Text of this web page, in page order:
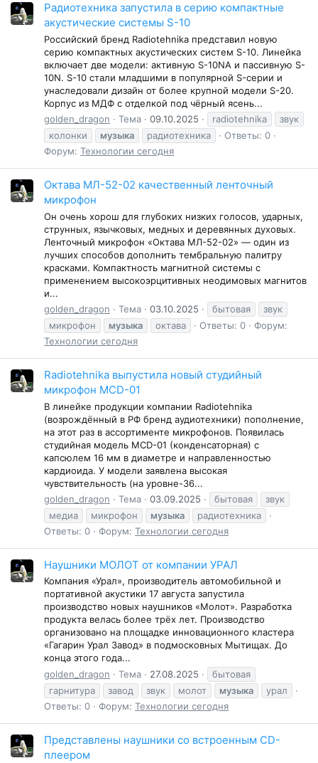
Радиотехника запустила в серию компактные
акустические системы S-10
Российский бренд Radiotehnika представил новую
серию компактных акустических систем S-10. Линейка
включает две модели: активную S-10NA и пассивную S-
10N. S-10 стали младшими в популярной S-серии и
унаследовали дизайн от более крупной модели S-20.
Корпус из МДФ с отделкой под чёрный ясень...
golden_dragon
Тема 09.10.2025 radiotehnika
звук
колонки
музыка радиотехника
Ответы: 0
Форум: Технологии сегодня
Октава МЛ-52-02 качественный ленточный
микрофон
Он очень хорош для глубоких низких голосов, ударных,
струнных, язычковых, медных и деревянных духовых.
Ленточный микрофон «Октава МЛ-52-02» — один из
лучших способов дополнить тембральную палитру
красками. Компактность магнитной системы с
применением высокоэрцитивных неодимовых магнитов
и...
golden_dragon
Тема 03.10.2025 бытовая
звук
микрофон
музыка октава Ответы: 0
Форум:
Технологии сегодня
Radiotehnika выпустила новый студийный
микрофон MCD-01
В линейке продукции компании Radiotehnika
(возрождённый в РФ бренд аудиотехники) пополнение,
на этот раз в ассортименте микрофонов. Появилась
студийная модель MCD-01 (конденсаторная) с
капсюлем 16 мм в диаметре и направленностью
кардиоида. У модели заявлена высокая
чувствительность (на уровне-36...
golden_dragon
Тема 03.09.2025 бытовая
звук
медиа
микрофон музыка
радиотехника
Ответы: 0
Форум: Технологии сегодня
Наушники МОЛОТ от компании УРАЛ
Компания «Урал», производитель автомобильной и
портативной акустики 17 августа запустила
производство новых наушников «Молот». Разработка
продукта велась более трёх лет. Производство
организовано на площадке инновационного кластера
«Гагарин Урал Завод» в подмосковных Мытищах. До
конца этого года...
golden_dragon
Тема 27.08.2025
бытовая
гарнитура
завод звук молот музыка
урал
Ответы: 0
Форум: Технологии сегодня
Представлены наушники со встроенным CD-
плеером